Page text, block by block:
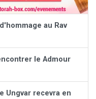
au Rav
le Admour
Ungvar recevra en